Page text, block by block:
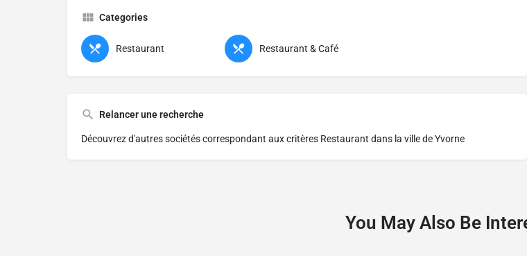
Categories
Restaurant Restaurant & Café
Relancer une recherche
Découvrez d'autres sociétés correspondant aux critères Restaurant dans la ville de Yvorne
You May Also Be